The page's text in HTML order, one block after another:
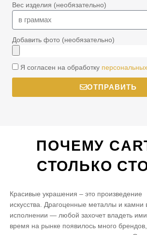
Вес изделия (необязательно)
Добавить фото (необязательно)
Я согласен на обработку
ОТПРАВИТЬ
ПОЧЕМУ
СТОЛЬКО
Красивые украшения – это произведение
искусства. Драгоценные металлы и камни
исполнении — любой захочет владеть
время на рынке появилось много